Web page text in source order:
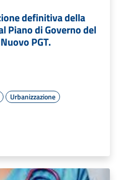
definitiva della
Piano di Governo del
PGT.
Urbanizzazione